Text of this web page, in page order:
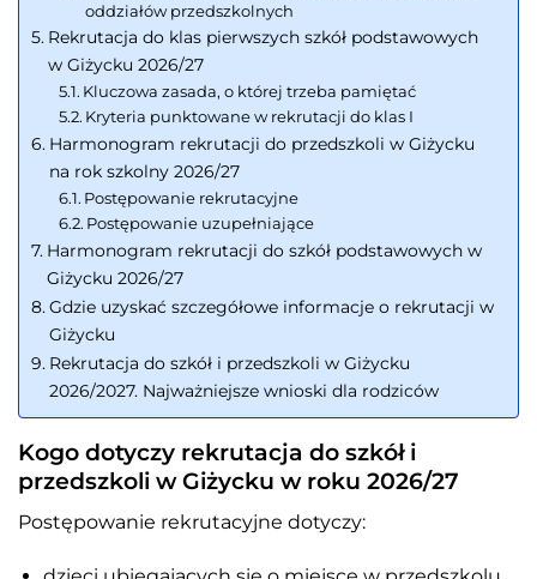
oddziałów przedszkolnych
Rekrutacja do klas pierwszych szkół podstawowych
w Giżycku 2026/27
Kluczowa zasada, o której trzeba pamiętać
Kryteria punktowane w rekrutacji do klas I
Harmonogram rekrutacji do przedszkoli w Giżycku
na rok szkolny 2026/27
Postępowanie rekrutacyjne
Postępowanie uzupełniające
Harmonogram rekrutacji do szkół podstawowych w
Giżycku 2026/27
Gdzie uzyskać szczegółowe informacje o rekrutacji w
Giżycku
Rekrutacja do szkół i przedszkoli w Giżycku
2026/2027. Najważniejsze wnioski dla rodziców
Kogo dotyczy rekrutacja do szkół i
przedszkoli w Giżycku w roku 2026/27
Postępowanie rekrutacyjne dotyczy: